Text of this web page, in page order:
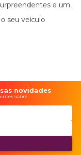
e um
seu veículo
novidades
sobre